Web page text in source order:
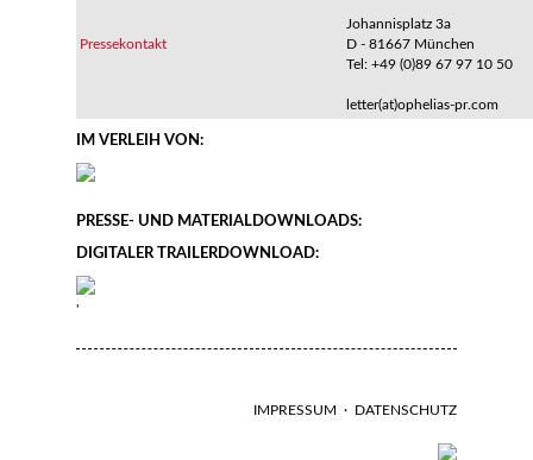
Pressekontakt
Johannisplatz 3a
D - 81667 München
Tel: +49 (0)89 67 97 10 50
letter(at)ophelias-pr.com
IM VERLEIH VON:
PRESSE- UND MATERIALDOWNLOADS:
DIGITALER TRAILERDOWNLOAD:
'
IMPRESSUM · DATENSCHUTZ